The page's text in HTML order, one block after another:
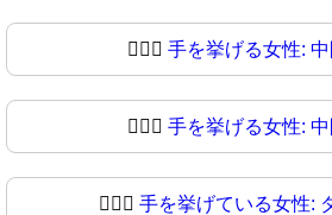
🙋🏾‍♀️ 手を挙げる女性:
🙋🏾‍♀ 手を挙げる女性:
🙋🏿‍♀️ 手を挙げている女性: